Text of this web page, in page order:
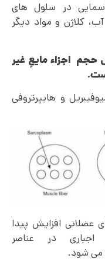
در سلول های
کلاژن و مواد دیگر
حجم اجزاء مایعِ غیر
و هایپرتروفی
عضلانی افزایش پیدا
در عناصر
می شود.